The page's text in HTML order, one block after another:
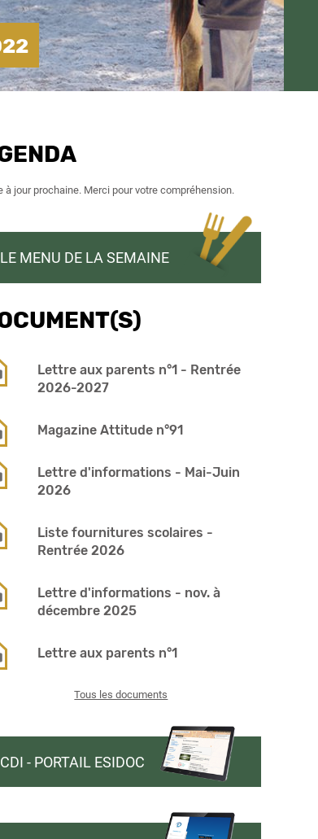
à jour prochaine. Merci pour votre compréhension.
LE MENU DE LA SEMAINE
Lettre aux parents n°1 - Rentrée
2026-2027
Magazine Attitude n°91
Lettre d'informations - Mai-Juin
2026
Liste fournitures scolaires -
Rentrée 2026
Lettre d'informations - nov. à
décembre 2025
Lettre aux parents n°1
Tous les documents
CDI - PORTAIL ESIDOC